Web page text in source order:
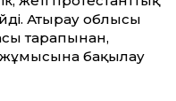
Атырау облысы
тарапынан,
жұмысына бақылау